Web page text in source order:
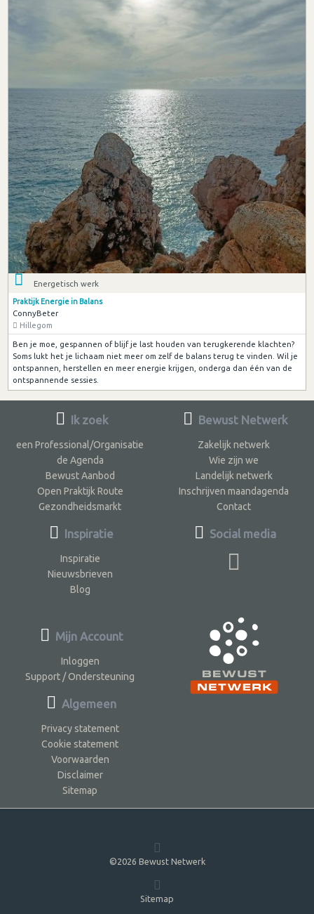
Energetisch werk
Praktijk Energie in Balans
ConnyBeter
Hillegom
Ben je moe, gespannen of blijf je last houden van terugkerende klachten?
Soms lukt het je lichaam niet meer om zelf de balans terug te vinden. Wil je
ontspannen, herstellen en meer energie krijgen, onderga dan één van de
ontspannende sessies.
Ik zoek
een Professional/Organisatie
de Agenda
Bewust Aanbod
Open Praktijk Route
Gezondheidsmarkt
Inspiratie
Inspiratie
Nieuwsbrieven
Blog
Bewust Netwerk
Zakelijk netwerk
Wie zijn we
Landelijk netwerk
Inschrijven maandagenda
Contact
Social media
Mijn Account
Inloggen
Support / Ondersteuning
Algemeen
Privacy statement
Cookie statement
Voorwaarden
Disclaimer
Sitemap
©2026 Bewust Netwerk
Sitemap